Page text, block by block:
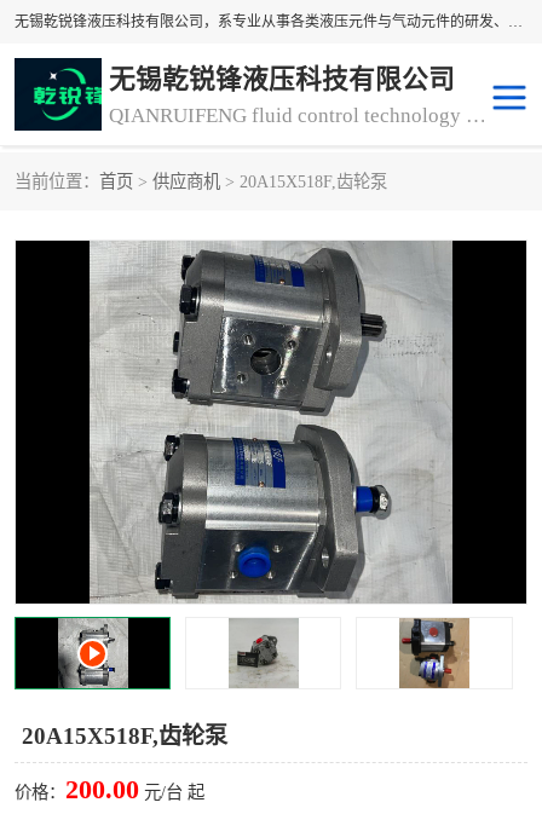
无锡乾锐锋液压科技有限公司，系专业从事各类液压元件与气动元件的研发、生产和销售业务为一体的生产型齿轮泵厂家、液压齿轮泵厂家。主要生产销售风冷式冷却器、液压油风冷却器，冷却器厂家直销、齿轮泵型号、齿轮泵厂家排名详情可来电咨询！
无锡乾锐锋液压科技有限公司
QIANRUIFENG fluid control technology co. LTD
当前位置： 首页 > 供应商机 > 20A15X518F,齿轮泵
20A15X518F,齿轮泵
价格： 200.00 元/台 起
冷却器厂家直销 过滤器
离合器、制动器 气动元器件
齿轮泵厂家